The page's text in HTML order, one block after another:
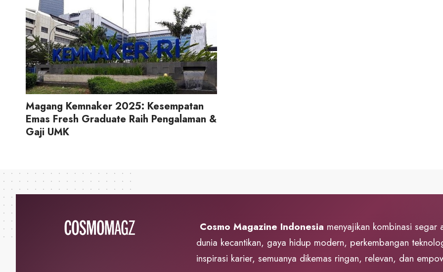
Magang Kemnaker 2025: Kesempatan
Emas Fresh Graduate Raih Pengalaman &
Gaji UMK
Cosmo Magazine Indonesia menyajikan kombinasi segar
dunia kecantikan, gaya hidup modern, perkembangan
inspirasi karier, semuanya dikemas ringan, relevan, dan